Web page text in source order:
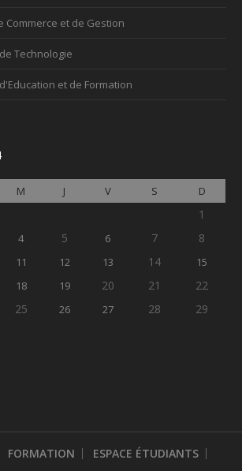
Commerce et de Gestion
Technologie
et de Formation
M J V S D
1
4 5 6 7 8
11 12 13 14
15
18 19 20 21
22
25 26 27 28
29
FORMATION ESPACE ÉTUDIANTS